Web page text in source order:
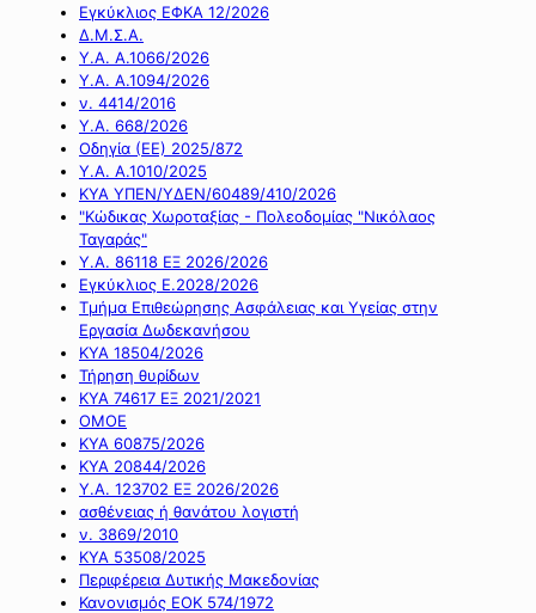
Εγκύκλιος ΕΦΚΑ 12/2026
Δ.Μ.Σ.Α.
Υ.Α. Α.1066/2026
Υ.Α. Α.1094/2026
ν. 4414/2016
Y.A. 668/2026
Οδηγία (ΕΕ) 2025/872
Υ.Α. Α.1010/2025
ΚΥΑ ΥΠΕΝ/ΥΔΕΝ/60489/410/2026
"Κώδικας Χωροταξίας - Πολεοδομίας "Νικόλαος
Ταγαράς"
Υ.Α. 86118 ΕΞ 2026/2026
Εγκύκλιος Ε.2028/2026
Τμήμα Επιθεώρησης Ασφάλειας και Υγείας στην
Εργασία Δωδεκανήσου
ΚΥΑ 18504/2026
Τήρηση θυρίδων
ΚΥΑ 74617 ΕΞ 2021/2021
ΟΜΟΕ
ΚΥΑ 60875/2026
ΚΥΑ 20844/2026
Υ.Α. 123702 ΕΞ 2026/2026
ασθένειας ή θανάτου λογιστή
ν. 3869/2010
ΚΥΑ 53508/2025
Περιφέρεια Δυτικής Μακεδονίας
Κανονισμός ΕΟΚ 574/1972